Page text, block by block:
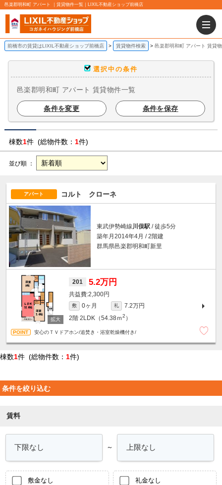
邑楽郡明和町 アパート ｜賃貸物件一覧｜LIXIL不動産ショップ前橋店
前橋市の賃貸はLIXIL不動産ショップ前橋店 賃貸物件検索 邑楽郡明和町 アパート 賃貸
選択中の条件
邑楽郡明和町 アパート 賃貸物件一覧
条件を変更 条件を保存
棟数1件 (総物件数： 1件)
並び順 ：
アパート コルト クローネ
東武伊勢崎線川俣駅 / 徒歩5分
築年月2014年4月 / 2階建
群馬県邑楽郡明和町新里
201 5.2万円
2,300円
敷 0ヶ月 礼
7.2万円
2階 2LDK（54.38ｍ2 ）
安心のＴＶドアホン/追焚き・浴室乾燥機付き/
棟数1件 (総物件数： 1件)
条件を絞り込む
賃料
～
敷金なし 礼金なし